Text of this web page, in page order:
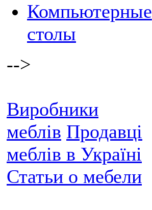
Компьютерные
столы
-->
Виробники
меблів Продавці
меблів в Україні
Статьи о мебели